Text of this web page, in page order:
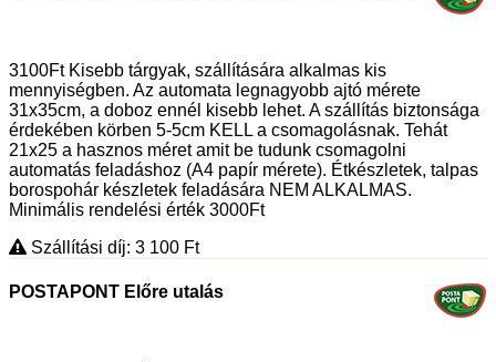
3100Ft Kisebb tárgyak, szállítására alkalmas kis
mennyiségben. Az automata legnagyobb ajtó mérete
31x35cm, a doboz ennél kisebb lehet. A szállítás biztonsága
érdekében körben 5-5cm KELL a csomagolásnak. Tehát
21x25 a hasznos méret amit be tudunk csomagolni
automatás feladáshoz (A4 papír mérete). Étkészletek, talpas
borospohár készletek feladására NEM ALKALMAS.
Minimális rendelési érték 3000Ft
Szállítási díj: 3 100 Ft
POSTAPONT Előre utalás